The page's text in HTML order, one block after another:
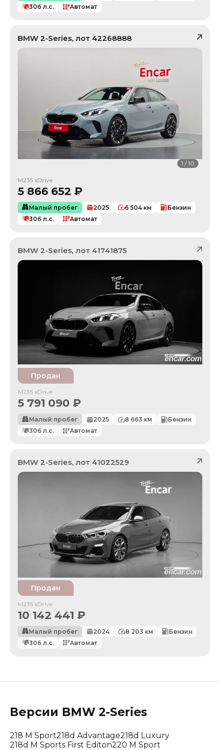
306 л.с. Автомат
BMW 2-Series, лот 42268888
1 /10
M235 xDrive
5 866 652 ₽
Малый пробег 2025 6 504 км
Бензин
306 л.с. Автомат
BMW 2-Series, лот 41741875
Продан
M235 xDrive
5 791 090 ₽
Малый пробег 2025 8 663 км
Бензин
306 л.с. Автомат
BMW 2-Series, лот 41022529
Продан
M235 xDrive
10 142 441 ₽
Малый пробег 2024 8 203 км
Бензин
306 л.с. Автомат
Версии BMW 2-Series
218 M Sport218d Advantage218d Luxury
218d M Sports First Editon220 M Sport